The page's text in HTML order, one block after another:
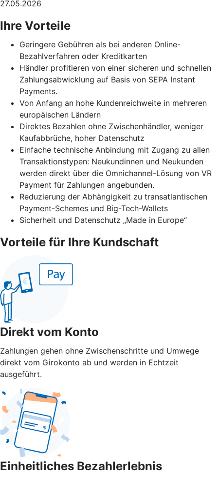
27.05.2026
Ihre Vorteile
Geringere Gebühren als bei anderen Online-
Bezahlverfahren oder Kreditkarten
Händler profitieren von einer sicheren und schnellen
Zahlungsabwicklung auf Basis von SEPA Instant
Payments.
Von Anfang an hohe Kundenreichweite in mehreren
europäischen Ländern
Direktes Bezahlen ohne Zwischenhändler, weniger
Kaufabbrüche, hoher Datenschutz
Einfache technische Anbindung mit Zugang zu allen
Transaktionstypen: Neukundinnen und Neukunden
werden direkt über die Omnichannel-Lösung von VR
Payment für Zahlungen angebunden.
Reduzierung der Abhängigkeit zu transatlantischen
Payment-Schemes und Big-Tech-Wallets
Sicherheit und Datenschutz „Made in Europe“
Vorteile für Ihre Kundschaft
Direkt vom Konto
Zahlungen gehen ohne Zwischenschritte und Umwege
direkt vom Girokonto ab und werden in Echtzeit
ausgeführt.
Einheitliches Bezahlerlebnis